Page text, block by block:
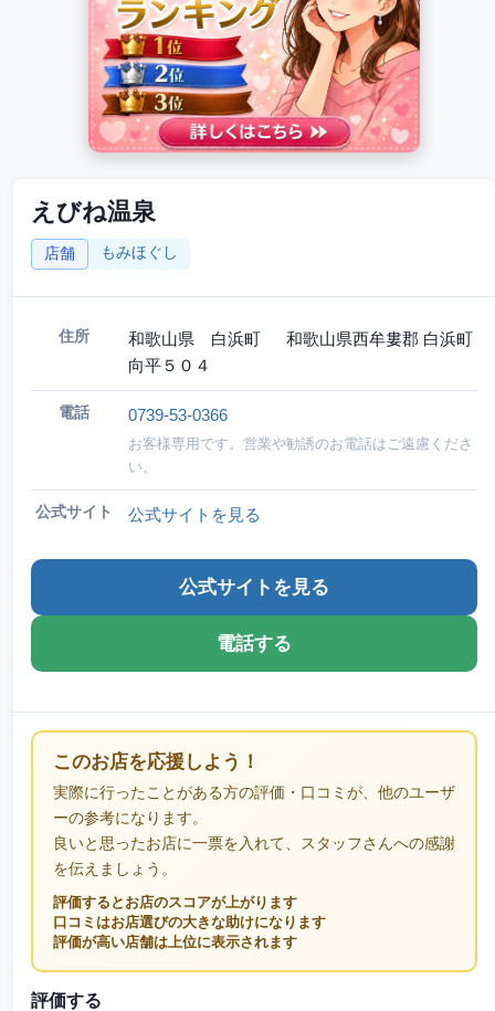
えびね温泉
店舗 もみほぐし
住所
和歌山県 白浜町 和歌山県西牟婁郡 白浜町
向平５０４
電話 0739-53-0366
お客様専用です。営業や勧誘のお電話はご遠慮くださ
い。
公式サイト 公式サイトを見る
公式サイトを見る
電話する
このお店を応援しよう！
実際に行ったことがある方の評価・口コミが、他のユーザ
ーの参考になります。
良いと思ったお店に一票を入れて、スタッフさんへの感謝
を伝えましょう。
評価するとお店のスコアが上がります
口コミはお店選びの大きな助けになります
評価が高い店舗は上位に表示されます
評価する